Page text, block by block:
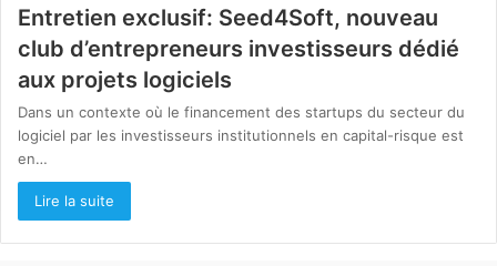
Entretien exclusif: Seed4Soft, nouveau
club d’entrepreneurs investisseurs dédié
aux projets logiciels
Dans un contexte où le financement des startups du secteur du
logiciel par les investisseurs institutionnels en capital-risque est
en…
Lire la suite